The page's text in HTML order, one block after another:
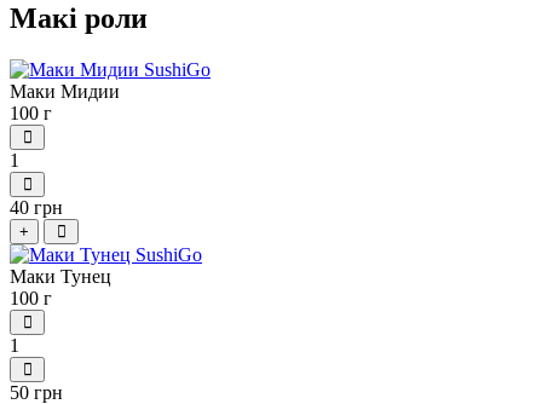
Макі роли
Маки Мидии
100 г
1
40 грн
+
Маки Тунец
100 г
1
50 грн